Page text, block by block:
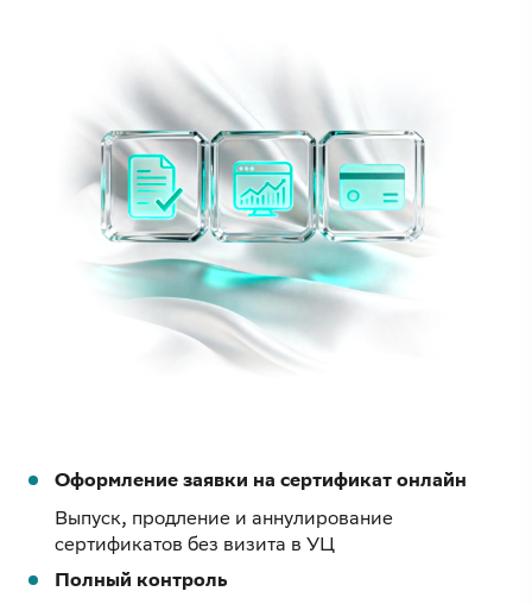
Оформление заявки на сертификат онлайн
Выпуск, продление и аннулирование
сертификатов без визита в УЦ
Полный контроль